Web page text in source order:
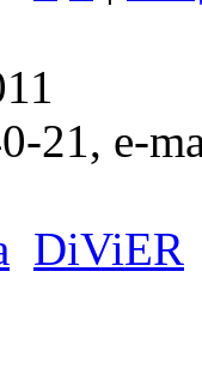
21, e-
DiViER